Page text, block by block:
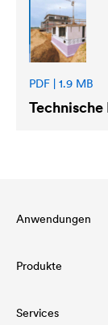
PDF | 1.9 MB
Anwendungen
Produkte
Dachbahnen
Services